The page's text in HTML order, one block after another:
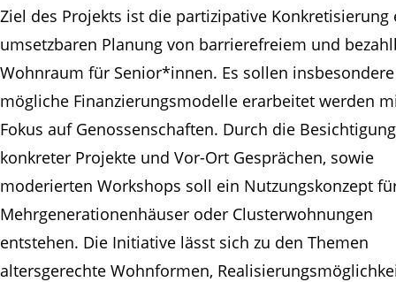
Ziel des Projekts ist die partizipative Konkretisierung
umsetzbaren Planung von barrierefreiem und
Wohnraum für Senior*innen. Es sollen insbesondere
mögliche Finanzierungsmodelle erarbeitet werden
Fokus auf Genossenschaften. Durch die
konkreter Projekte und Vor-Ort Gesprächen, sowie
moderierten Workshops soll ein Nutzungskonzept
Mehrgenerationenhäuser oder Clusterwohnungen
entstehen. Die Initiative lässt sich zu den Themen
altersgerechte Wohnformen,